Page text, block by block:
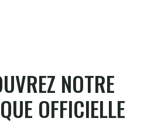
NOTRE
OFFICIELLE